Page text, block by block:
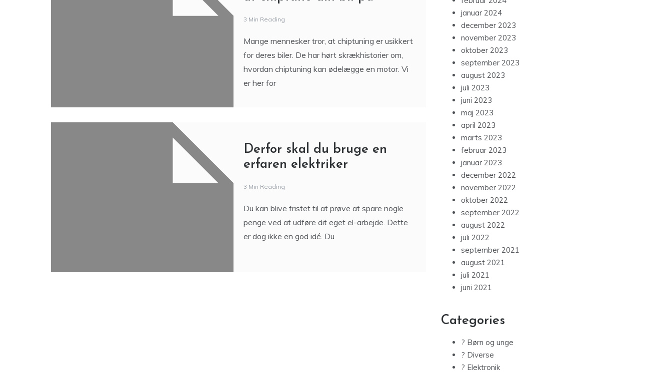
3 Min Reading
Mange mennesker tror, at chiptuning er usikkert
for deres biler. De har hørt skrækhistorier om,
hvordan chiptuning kan ødelægge en motor. Vi
er her for
Derfor skal du bruge en
erfaren elektriker
3 Min Reading
Du kan blive fristet til at prøve at spare nogle
penge ved at udføre dit eget el-arbejde. Dette
er dog ikke en god idé. Du
januar 2024
december 2023
november 2023
oktober 2023
september 2023
august 2023
juli 2023
juni 2023
maj 2023
april 2023
marts 2023
februar 2023
januar 2023
december 2022
november 2022
oktober 2022
september 2022
august 2022
juli 2022
september 2021
august 2021
juli 2021
juni 2021
Categories
? Børn og unge
? Diverse
? Elektronik